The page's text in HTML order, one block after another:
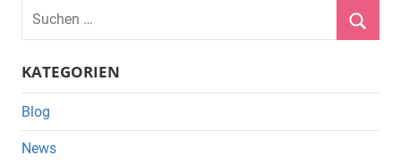
Suchen
KATEGORIEN
Blog
News